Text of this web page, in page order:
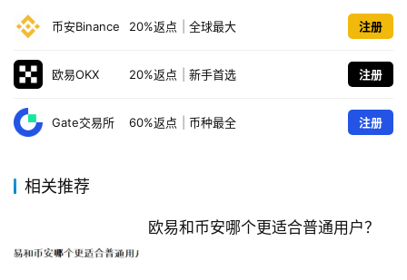
币安Binance 20%返点 全球最大 注册
欧易OKX 20%返点 新手首选 注册
Gate交易所 60%返点 币种最全 注册
相关推荐
欧易和币安哪个更适合普通用户？